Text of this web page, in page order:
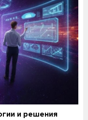
и решения